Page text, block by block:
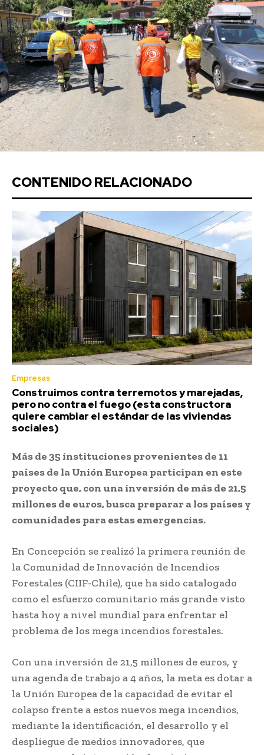
CONTENIDO RELACIONADO
Empresas
Construimos contra terremotos y marejadas,
pero no contra el fuego (esta constructora
quiere cambiar el estándar de las viviendas
sociales)
Más de 35 instituciones provenientes de 11
países de la Unión Europea participan en este
proyecto que, con una inversión de más de 21,5
millones de euros, busca preparar a los países y
comunidades para estas emergencias.
En Concepción se realizó la primera reunión de
la Comunidad de Innovación de Incendios
Forestales (CIIF-Chile), que ha sido catalogado
como el esfuerzo comunitario más grande visto
hasta hoy a nivel mundial para enfrentar el
problema de los mega incendios forestales.
Con una inversión de 21,5 millones de euros, y
una agenda de trabajo a 4 años, la meta es dotar a
la Unión Europea de la capacidad de evitar el
colapso frente a estos nuevos mega incendios,
mediante la identificación, el desarrollo y el
despliegue de medios innovadores, que